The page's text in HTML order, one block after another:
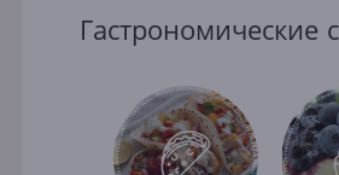
Гастрономические